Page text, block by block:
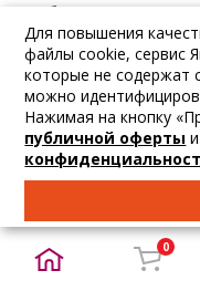
Бомбер из вельв...
44 46 48 50 52 54
В корзину
НОВИНКА
3 032₽ 3 360₽
LT collection
Для повышения
файлы cookie, сервис
которые не содержат
можно
Нажимая на кнопку
публичной оферты и
0